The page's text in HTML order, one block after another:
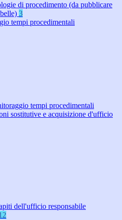
di procedimento (da pubblicare
3
tempi procedimentali
tempi procedimentali
sostitutive e acquisizione d'ufficio
dell'ufficio responsabile